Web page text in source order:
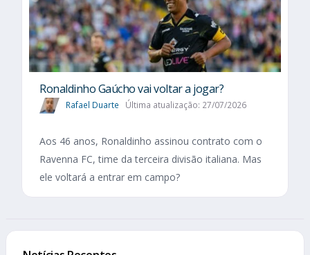
Ronaldinho Gaúcho vai voltar a jogar?
Rafael Duarte Última atualização: 27/07/2026
Aos 46 anos, Ronaldinho assinou contrato com o
Ravenna FC, time da terceira divisão italiana. Mas
ele voltará a entrar em campo?